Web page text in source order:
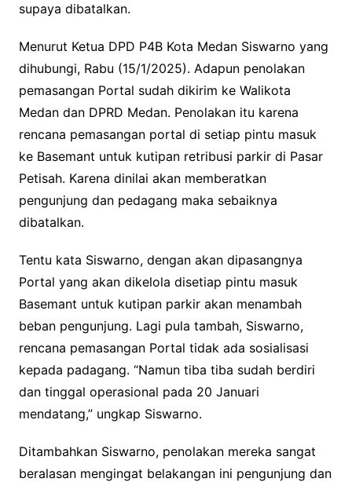
supaya dibatalkan.
Menurut Ketua DPD P4B Kota Medan Siswarno yang
dihubungi, Rabu (15/1/2025). Adapun penolakan
pemasangan Portal sudah dikirim ke Walikota
Medan dan DPRD Medan. Penolakan itu karena
rencana pemasangan portal di setiap pintu masuk
ke Basemant untuk kutipan retribusi parkir di Pasar
Petisah. Karena dinilai akan memberatkan
pengunjung dan pedagang maka sebaiknya
dibatalkan.
Tentu kata Siswarno, dengan akan dipasangnya
Portal yang akan dikelola disetiap pintu masuk
Basemant untuk kutipan parkir akan menambah
beban pengunjung. Lagi pula tambah, Siswarno,
rencana pemasangan Portal tidak ada sosialisasi
kepada padagang. “Namun tiba tiba sudah berdiri
dan tinggal operasional pada 20 Januari
mendatang,” ungkap Siswarno.
Ditambahkan Siswarno, penolakan mereka sangat
beralasan mengingat belakangan ini pengunjung dan